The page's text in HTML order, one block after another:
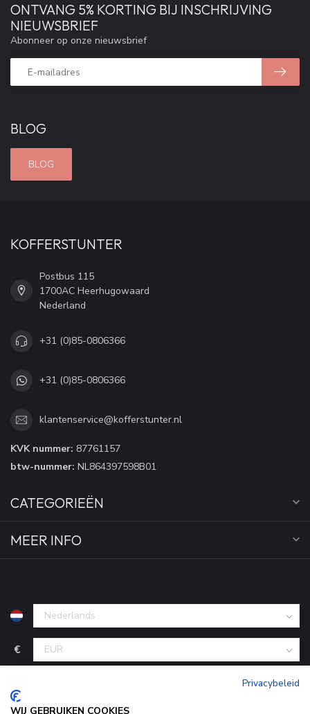
BLOG
BLOG
ONTVANG 5% KORTING BIJ INSCHRIJVING
NIEUWSBRIEF
Abonneer op onze nieuwsbrief
KOFFERSTUNTER
Postbus 115
1700AC Heerhugowaard
Nederland
+31 (0)85-0806366
+31 (0)85-0806366
klantenservice@kofferstunter.nl
KVK nummer: 87761157
btw-nummer: NL864397598B01
CATEGORIEËN
MEER INFO
€
Privacybeleid
WIJ GEBRUIKEN COOKIES